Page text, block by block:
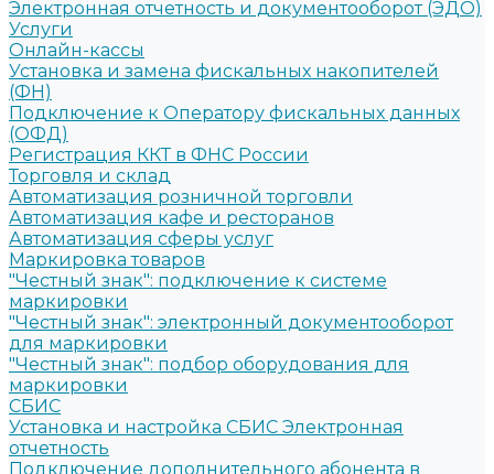
Электронная отчетность и документооборот (ЭДО)
Услуги
Онлайн-кассы
Установка и замена фискальных накопителей
(ФН)
Подключение к Оператору фискальных данных
(ОФД)
Регистрация ККТ в ФНС России
Торговля и склад
Автоматизация розничной торговли
Автоматизация кафе и ресторанов
Автоматизация сферы услуг
Маркировка товаров
"Честный знак": подключение к системе
маркировки
"Честный знак": электронный документооборот
для маркировки
"Честный знак": подбор оборудования для
маркировки
СБИС
Установка и настройка СБИС Электронная
отчетность
Подключение дополнительного абонента в